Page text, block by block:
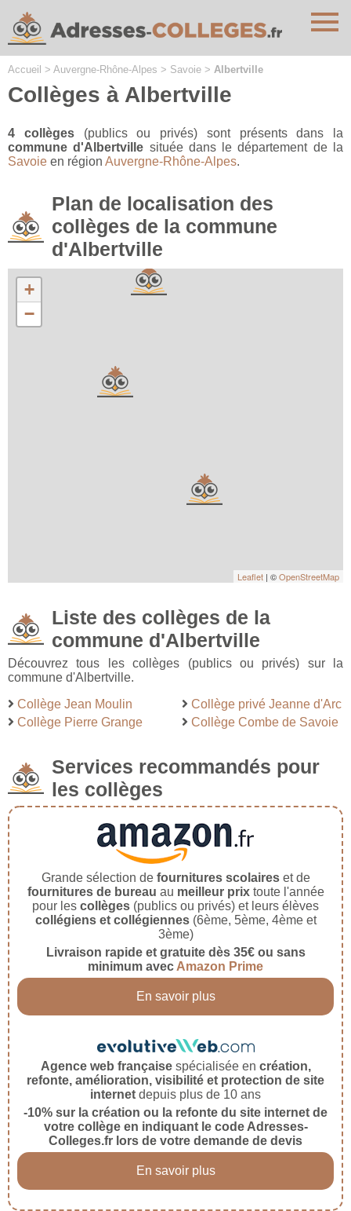
Accueil > Auvergne-Rhône-Alpes > Savoie > Albertville
Collèges à Albertville
4 collèges(publics ou privés) sont présents dans la
commune d'Albertville située dans le département de la
Savoie en région Auvergne-Rhône-Alpes.
Plan de localisation des
collèges de la commune
d'Albertville
+
−
Leaflet | ©OpenStreetMap
Liste des collèges de la
commune d'Albertville
Découvrez tous les collèges (publics ou privés) sur la
commune d'Albertville.
Collège Jean Moulin
Collège Pierre Grange
Collège privé Jeanne d'Arc
Collège Combe de Savoie
Services recommandés pour
les collèges
Grande sélection de fournitures scolaireset de
fournitures de bureau au meilleur prixtoute l'année
pour les collèges (publics ou privés) et leurs élèves
collégiens et collégiennes(6ème, 5ème, 4ème et
3ème)
Livraison rapide et gratuite dès 35€ ou sans
minimum avec Amazon Prime
En savoir plus
Agence web françaisespécialisée en création,
refonte, amélioration, visibilité et protection de site
internet depuis plus de 10 ans
-10% sur la création ou la refonte du site internet de
votre collège en indiquant le code Adresses-
Colleges.fr lors de votre demande de devis
En savoir plus